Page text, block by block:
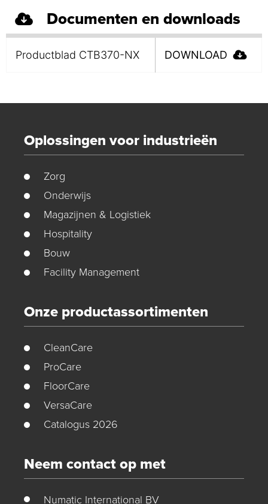
Documenten en downloads
Productblad CTB370-NX DOWNLOAD
Oplossingen voor industrieën
Zorg
Onderwijs
Magazijnen & Logistiek
Hospitality
Bouw
Facility Management
Onze productassortimenten
CleanCare
ProCare
FloorCare
VersaCare
Catalogus 2026
Neem contact op met
Numatic International BV